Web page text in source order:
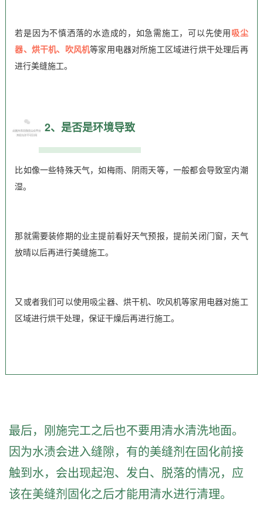
若是因为不慎洒落的水造成的，如急需施工，可以先使用吸尘
器、 烘干机、吹风机等家用电器对所施工区域进行烘干处理后再
进行美缝施工。
2、是否是环境导致
比如像一些特殊天气，如梅雨、阴雨天等，一般都会导致室内潮
湿。
那就需要装修期的业主提前看好天气预报，提前关闭门窗，天气
放晴以后再进行美缝施工。
又或者我们可以使用吸尘器、烘干机、吹风机等家用电器对施工
区域进行烘干处理，保证干燥后再进行施工。
最后，刚施完工之后也不要用清水清洗地面。
因为水渍会进入缝隙，有的美缝剂在固化前接
触到水，会出现起泡、发白、脱落的情况，应
该在美缝剂固化之后才能用清水进行清理。